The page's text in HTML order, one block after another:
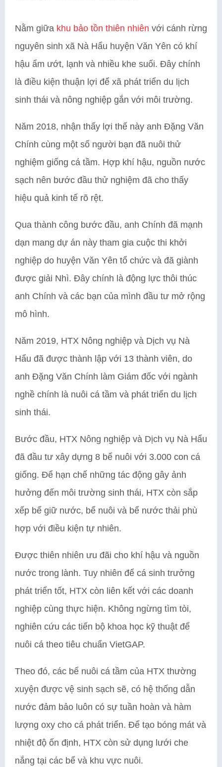
Nằm giữa khu bảo tồn thiên nhiên với cánh rừng
nguyên sinh xã Nà Hẩu huyện Văn Yên có khí
hậu ẩm ướt, lạnh và nhiều khe suối. Đây chính
là điều kiện thuận lợi để xã phát triển du lịch
sinh thái và nông nghiệp gắn với môi trường.
Năm 2018, nhận thấy lợi thế này anh Đặng Văn
Chính cùng một số người bạn đã nuôi thử
nghiệm giống cá tầm. Hợp khí hậu, nguồn nước
sạch nên bước đầu thử nghiệm đã cho thấy
hiệu quả kinh tế rõ rệt.
Qua thành công bước đầu, anh Chính đã mạnh
dạn mang dự án này tham gia cuộc thi khởi
nghiệp do huyện Văn Yên tổ chức và đã giành
được giải Nhì. Đây chính là động lực thôi thúc
anh Chính và các bạn của mình đầu tư mở rộng
mô hình.
Năm 2019, HTX Nông nghiệp và Dịch vụ Nà
Hẩu đã được thành lập với 13 thành viên, do
anh Đặng Văn Chính làm Giám đốc với ngành
nghề chính là nuôi cá tầm và phát triển du lịch
sinh thái.
Bước đầu, HTX Nông nghiệp và Dịch vụ Nà Hẩu
đã đầu tư xây dựng 8 bể nuôi với 3.000 con cá
giống. Để hạn chế những tác động gây ảnh
hưởng đến môi trường sinh thái, HTX còn sắp
xếp bể giữ nước, bể nuôi và bể nước thải phù
hợp với điều kiện tự nhiên.
Được thiên nhiên ưu đãi cho khí hậu và nguồn
nước trong lành. Tuy nhiên để cá sinh trưởng
phát triển tốt, HTX còn liên kết với các doanh
nghiệp cùng thực hiện. Không ngừng tìm tòi,
nghiên cứu các tiến bộ khoa học kỹ thuật để
nuôi cá theo tiêu chuẩn VietGAP.
Theo đó, các bể nuôi cá tầm của HTX thường
xuyện được vệ sinh sạch sẽ, có hệ thống dẫn
nước đảm bảo luôn có sự tuần hoàn và hàm
lượng oxy cho cá phát triển. Để tạo bóng mát và
nhiệt độ ổn định, HTX còn sử dụng lưới che
nắng tại các bể và khu vực nuôi.